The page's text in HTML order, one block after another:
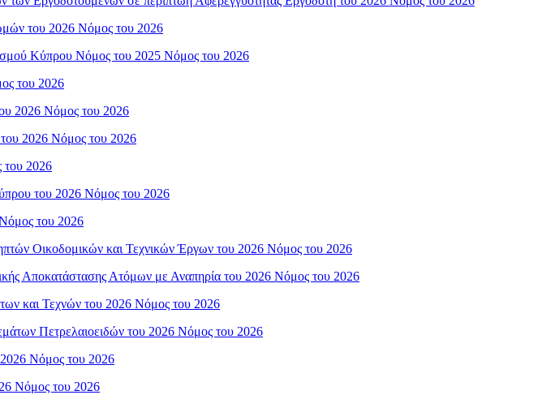
του 2026 Νόμος του 2026
Κύπρου Νόμος του 2025 Νόμος του 2026
του 2026
2026 Νόμος του 2026
2026 Νόμος του 2026
2026
του 2026 Νόμος του 2026
του 2026
Οικοδομικών και Τεχνικών Έργων του 2026 Νόμος του 2026
Αποκατάστασης Ατόμων με Αναπηρία του 2026 Νόμος του 2026
και Τεχνών του 2026 Νόμος του 2026
Πετρελαιοειδών του 2026 Νόμος του 2026
Νόμος του 2026
Νόμος του 2026